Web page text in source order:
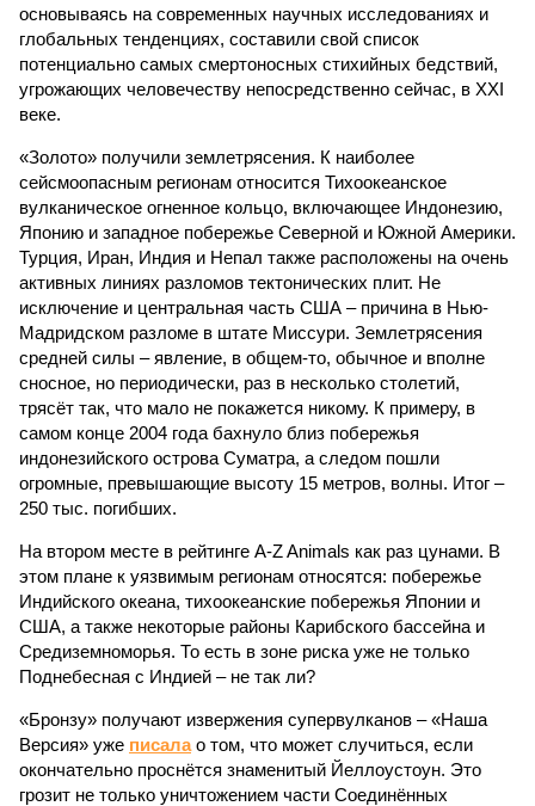
основываясь на современных научных исследованиях и
глобальных тенденциях, составили свой список
потенциально самых смертоносных стихийных бедствий,
угрожающих человечеству непосредственно сейчас, в XXI
веке.
«Золото» получили землетрясения. К наиболее
сейсмоопасным регионам относится Тихоокеанское
вулканическое огненное кольцо, включающее Индонезию,
Японию и западное побережье Северной и Южной Америки.
Турция, Иран, Индия и Непал также расположены на очень
активных линиях разломов тектонических плит. Не
исключение и центральная часть США – причина в Нью-
Мадридском разломе в штате Миссури. Землетрясения
средней силы – явление, в общем-то, обычное и вполне
сносное, но периодически, раз в несколько столетий,
трясёт так, что мало не покажется никому. К примеру, в
самом конце 2004 года бахнуло близ побережья
индонезийского острова Суматра, а следом пошли
огромные, превышающие высоту 15 метров, волны. Итог –
250 тыс. погибших.
На втором месте в рейтинге A-Z Animals как раз цунами. В
этом плане к уязвимым регионам относятся: побережье
Индийского океана, тихо­океанские побережья Японии и
США, а также некоторые районы Карибского бассейна и
Средиземноморья. То есть в зоне риска уже не только
Поднебесная с Индией – не так ли?
«Бронзу» получают извержения супервулканов – «Наша
Версия» уже писалао том, что может случиться, если
окончательно проснётся знаменитый Йеллоустоун. Это
грозит не только уничтожением части Соединённых